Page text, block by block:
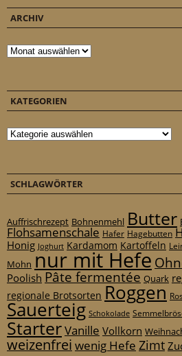
ARCHIV
Archiv
KATEGORIEN
Kategorien
SCHLAGWÖRTER
Auffrischrezept Bohnenmehl Butter
Flohsamenschale Hafer Hagebutten
Honig Joghurt Kardamom Kartoffeln
Mohn nur mit Hefe
Poolish Pâte fermentée Quark
regionale Brotsorten Roggen
Sauerteig Schokolade
StarterVanille Vollkorn
weizenfrei wenig Hefe Zimt